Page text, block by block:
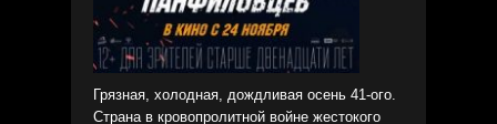
Грязная, холодная, дождливая осень 41-ого.
Страна в кровопролитной войне жестокого